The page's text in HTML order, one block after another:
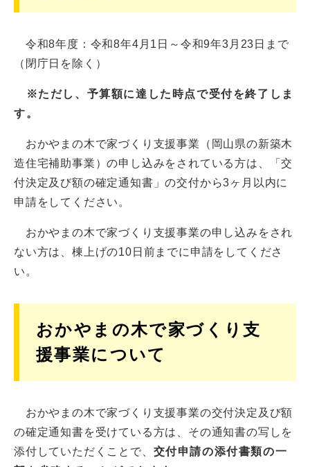
令和8年度：令和8年4月1日～令和9年3月23日まで
（閉庁日を除く）
※ただし、予算額に達した時点で受付を終了しま
す。
おかやまの木で家づくり支援事業（岡山県の新築木
造住宅補助事業）の申し込みをされている方は、「交
付決定及び額の確定通知書」の交付から3ヶ月以内に
申請をしてください。
おかやまの木で家づくり支援事業の申し込みをされ
ない方は、棟上げの10日前までに申請をしてくださ
い。
おかやまの木で家づくり支
援事業について
おかやまの木で家づくり支援事業の交付決定及び額
の確定通知書を受けている方は、その通知書の写しを
添付していただくことで、 交付申請の添付書類の一